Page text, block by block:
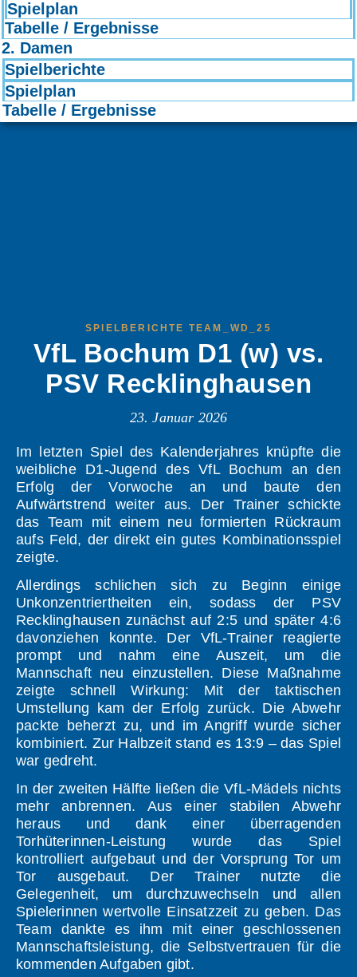
Spielplan
Tabelle / Ergebnisse
2. Damen
Spielberichte
Spielplan
Tabelle / Ergebnisse
SPIELBERICHTE TEAM_WD_25
VfL Bochum D1 (w) vs.
PSV Recklinghausen
23. Januar 2026
Im letzten Spiel des Kalenderjahres knüpfte die
weibliche D1-Jugend des VfL Bochum an den
Erfolg der Vorwoche an und baute den
Aufwärtstrend weiter aus. Der Trainer schickte
das Team mit einem neu formierten Rückraum
aufs Feld, der direkt ein gutes Kombinationsspiel
zeigte.
Allerdings schlichen sich zu Beginn einige
Unkonzentriertheiten ein, sodass der PSV
Recklinghausen zunächst auf 2:5 und später 4:6
davonziehen konnte. Der VfL-Trainer reagierte
prompt und nahm eine Auszeit, um die
Mannschaft neu einzustellen. Diese Maßnahme
zeigte schnell Wirkung: Mit der taktischen
Umstellung kam der Erfolg zurück. Die Abwehr
packte beherzt zu, und im Angriff wurde sicher
kombiniert. Zur Halbzeit stand es 13:9 – das Spiel
war gedreht.
In der zweiten Hälfte ließen die VfL-Mädels nichts
mehr anbrennen. Aus einer stabilen Abwehr
heraus und dank einer überragenden
Torhüterinnen-Leistung wurde das Spiel
kontrolliert aufgebaut und der Vorsprung Tor um
Tor ausgebaut. Der Trainer nutzte die
Gelegenheit, um durchzuwechseln und allen
Spielerinnen wertvolle Einsatzzeit zu geben. Das
Team dankte es ihm mit einer geschlossenen
Mannschaftsleistung, die Selbstvertrauen für die
kommenden Aufgaben gibt.